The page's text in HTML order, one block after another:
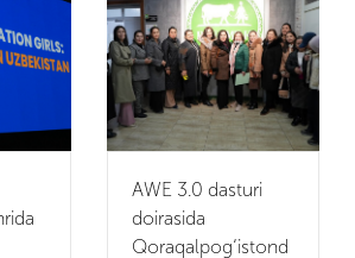
AWE 3.0 dasturi
doirasida
Qoraqalpog‘istond